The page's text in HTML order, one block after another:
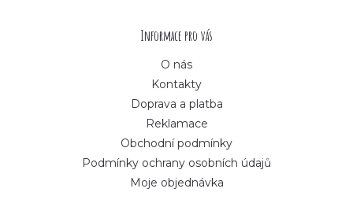
Informace pro vás
O nás
Kontakty
Doprava a platba
Reklamace
Obchodní podmínky
Podmínky ochrany osobních údajů
Moje objednávka